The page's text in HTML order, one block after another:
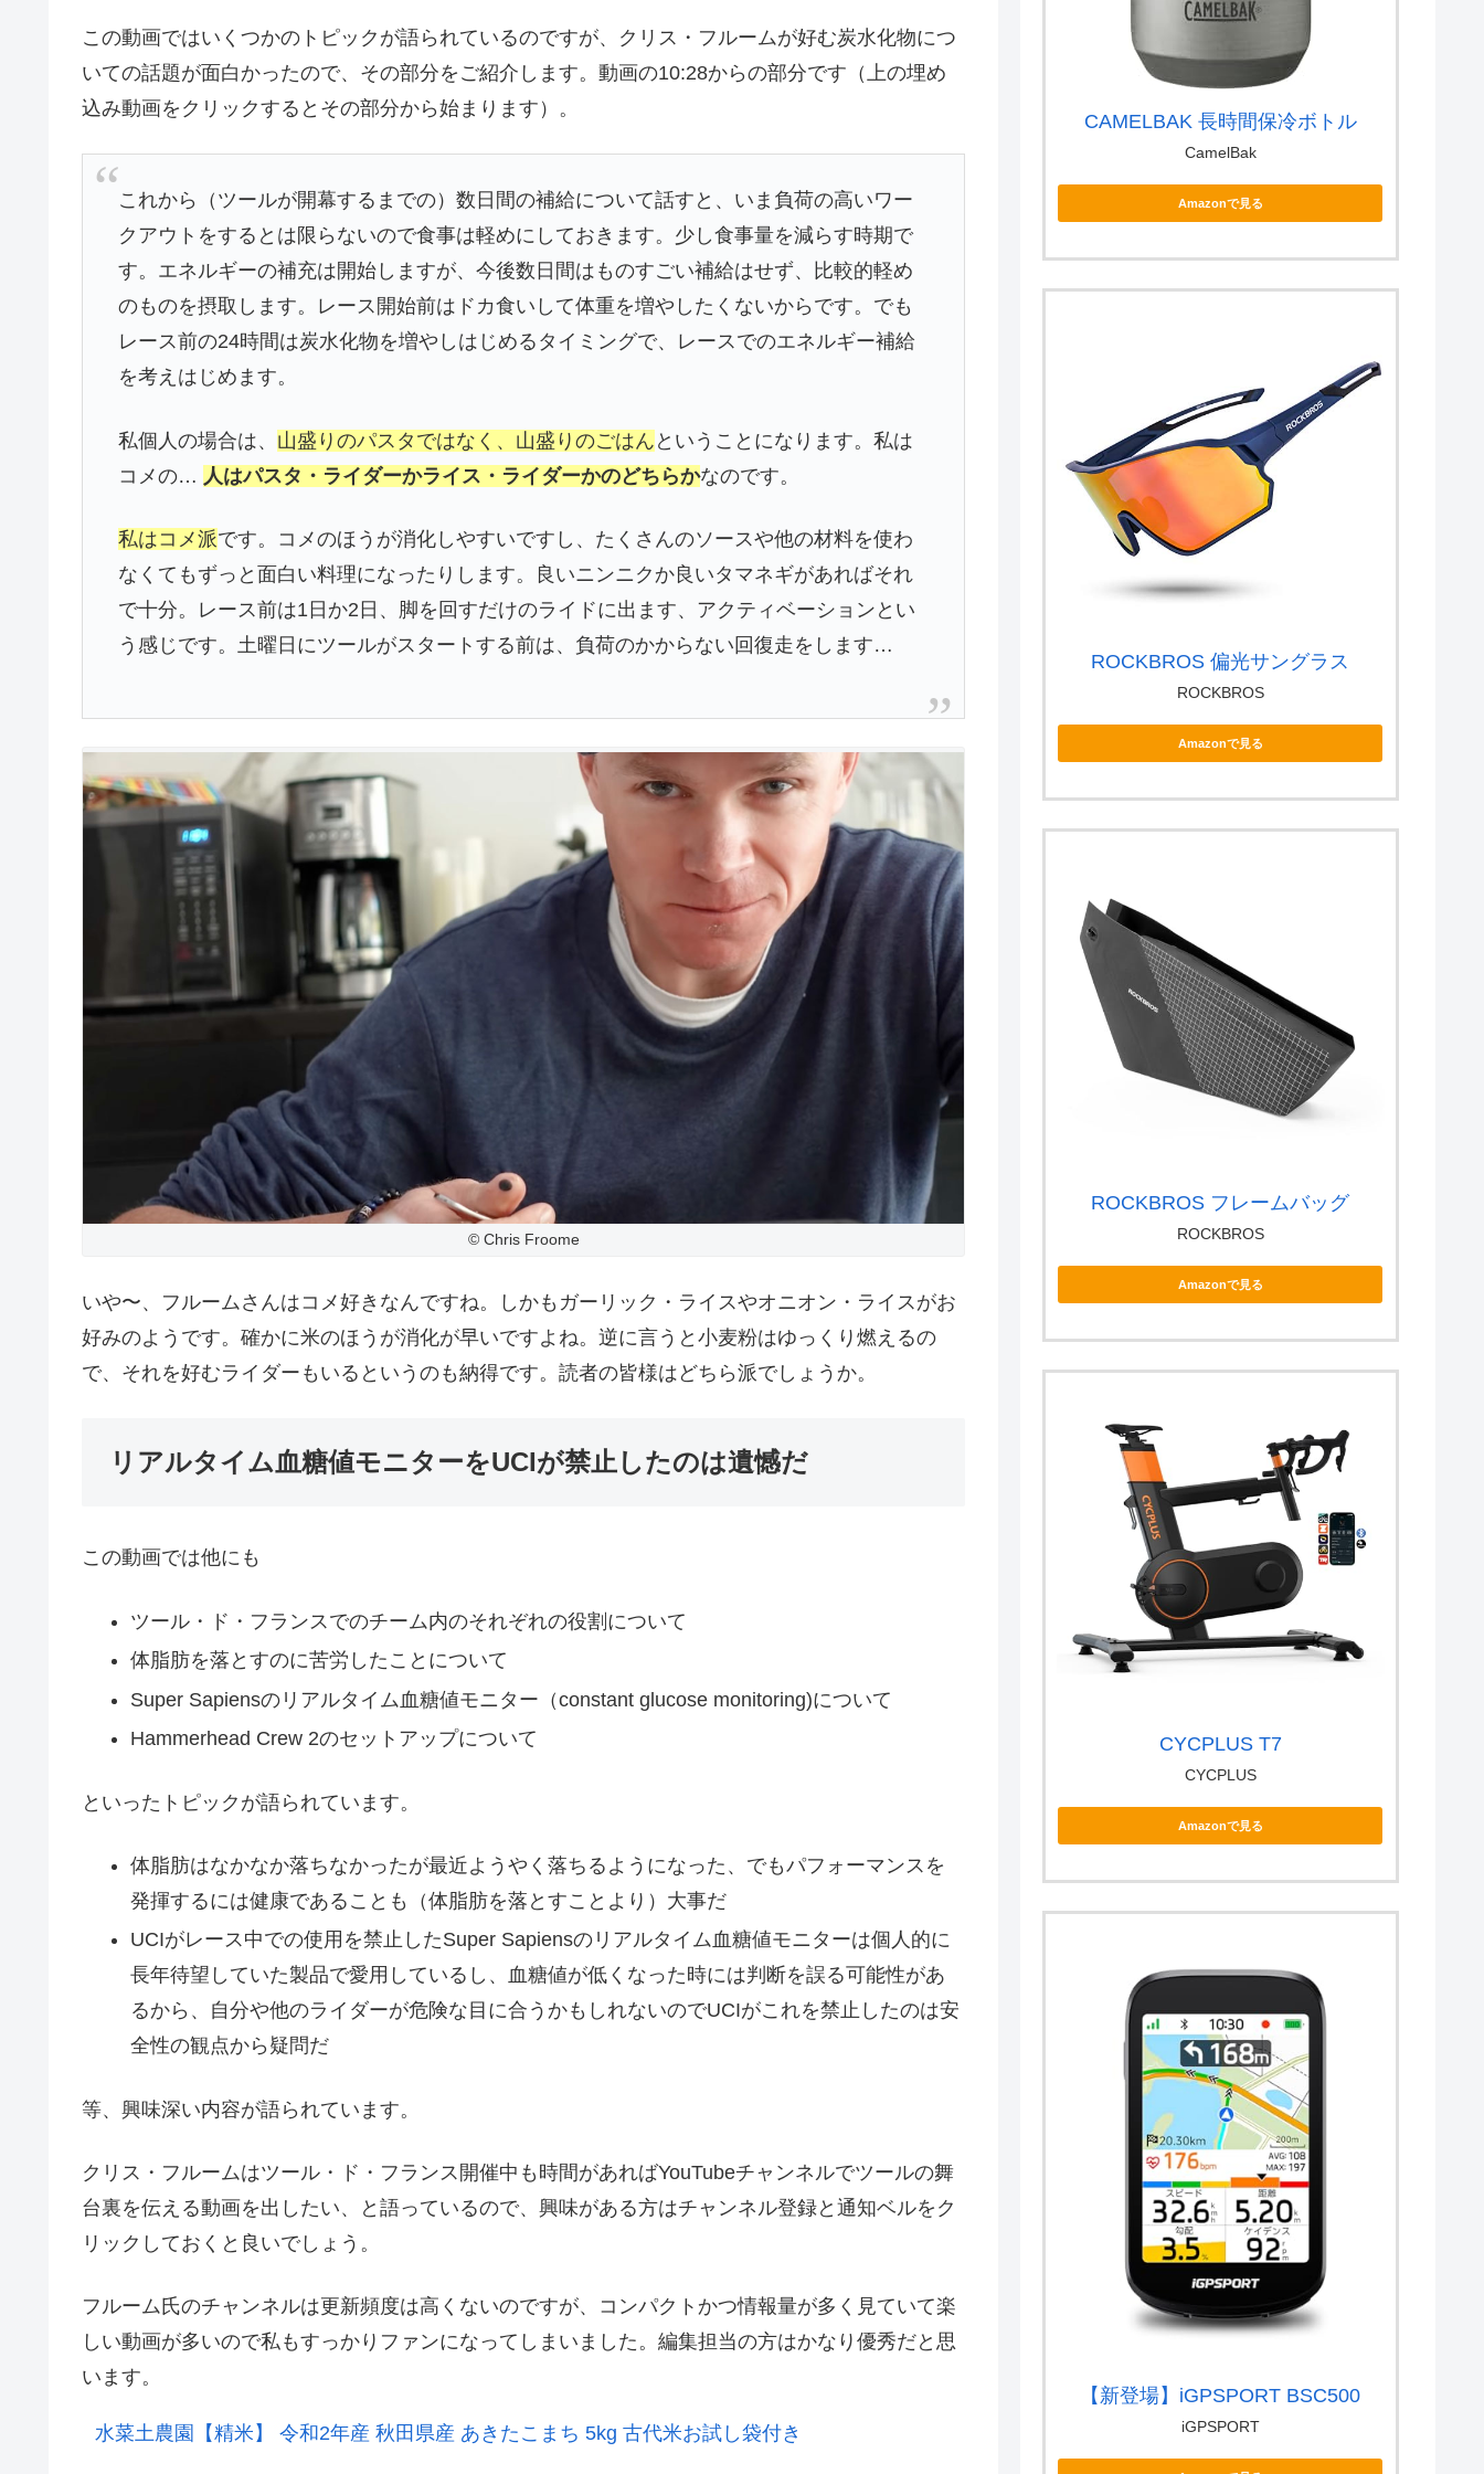
この動画ではいくつかのトピックが語られているのですが、クリス・フルームが好む炭水化物につ
いての話題が面白かったので、その部分をご紹介します。動画の10:28からの部分です（上の埋め
込み動画をクリックするとその部分から始まります）。
これから（ツールが開幕するまでの）数日間の補給について話すと、いま負荷の高いワー
クアウトをするとは限らないので食事は軽めにしておきます。少し食事量を減らす時期で
す。エネルギーの補充は開始しますが、今後数日間はものすごい補給はせず、比較的軽め
のものを摂取します。レース開始前はドカ食いして体重を増やしたくないからです。でも
レース前の24時間は炭水化物を増やしはじめるタイミングで、レースでのエネルギー補給
を考えはじめます。
私個人の場合は、 山盛りのパスタではなく、山盛りのごはん ということになります。私は
コメの… 人はパスタ・ライダーかライス・ライダーかのどちらかなのです。
私はコメ派です。コメのほうが消化しやすいですし、たくさんのソースや他の材料を使わ
なくてもずっと面白い料理になったりします。良いニンニクか良いタマネギがあればそれ
で十分。レース前は1日か2日、脚を回すだけのライドに出ます、アクティベーションとい
う感じです。土曜日にツールがスタートする前は、負荷のかからない回復走をします…
© Chris Froome
いや〜、フルームさんはコメ好きなんですね。しかもガーリック・ライスやオニオン・ライスがお
好みのようです。確かに米のほうが消化が早いですよね。逆に言うと小麦粉はゆっくり燃えるの
で、それを好むライダーもいるというのも納得です。読者の皆様はどちら派でしょうか。
リアルタイム血糖値モニターをUCIが禁止したのは遺憾だ
この動画では他にも
ツール・ド・フランスでのチーム内のそれぞれの役割について
体脂肪を落とすのに苦労したことについて
Super Sapiensのリアルタイム血糖値モニター（constant glucose monitoring)について
Hammerhead Crew 2のセットアップについて
といったトピックが語られています。
体脂肪はなかなか落ちなかったが最近ようやく落ちるようになった、でもパフォーマンスを
発揮するには健康であることも（体脂肪を落とすことより）大事だ
UCIがレース中での使用を禁止したSuper Sapiensのリアルタイム血糖値モニターは個人的に
長年待望していた製品で愛用しているし、血糖値が低くなった時には判断を誤る可能性があ
るから、自分や他のライダーが危険な目に合うかもしれないのでUCIがこれを禁止したのは安
全性の観点から疑問だ
等、興味深い内容が語られています。
クリス・フルームはツール・ド・フランス開催中も時間があればYouTubeチャンネルでツールの舞
台裏を伝える動画を出したい、と語っているので、興味がある方はチャンネル登録と通知ベルをク
リックしておくと良いでしょう。
フルーム氏のチャンネルは更新頻度は高くないのですが、コンパクトかつ情報量が多く見ていて楽
しい動画が多いので私もすっかりファンになってしまいました。編集担当の方はかなり優秀だと思
います。
水菜土農園【精米】 令和2年産 秋田県産 あきたこまち 5kg 古代米お試し袋付き
CAMELBAK 長時間保冷ボトル
CamelBak
Amazonで見る
ROCKBROS 偏光サングラス
ROCKBROS
Amazonで見る
ROCKBROS フレームバッグ
ROCKBROS
Amazonで見る
CYCPLUS T7
CYCPLUS
Amazonで見る
【新登場】iGPSPORT BSC500
iGPSPORT